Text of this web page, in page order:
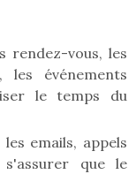
rendez-vous, les
les événements
le temps du
emails, appels
que le